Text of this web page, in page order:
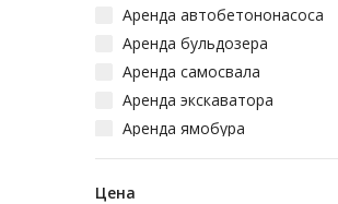
Аренда автобетононасоса
Аренда бульдозера
Аренда самосвала
Аренда экскаватора
Аренда ямобура
Аренда сваебоя
Аренда бортовой машины
Цена